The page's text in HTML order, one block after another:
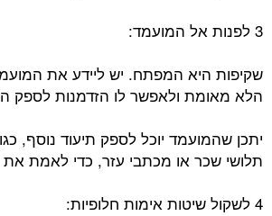
3 לפנות אל המועמד:
שקיפות היא המפתח. יש ליידע את
הלא מאומת ולאפשר לו הזדמנות לספק
יתכן שהמועמד יוכל לספק תיעוד נוסף,
תלושי שכר או מכתבי עזר, כדי לאמת את
4 לשקול שיטות אימות חלופיות: